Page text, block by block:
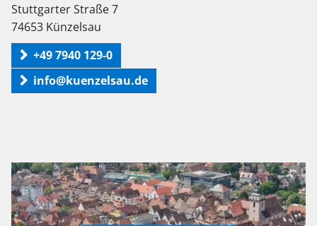
Stuttgarter Straße 7
74653 Künzelsau
+49 7940 129-0
info@kuenzelsau.de